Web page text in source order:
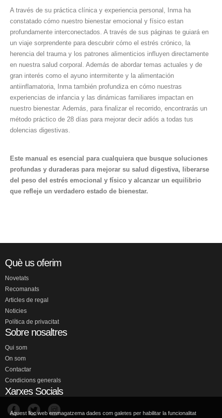
A través de su práctica clínica y experiencia personal, Inma ha
constatado cómo nuestro bienestar emocional y físico estan
profundamente interconectados. A través de sus páginas te guiará en
un viaje sorprendente para descubrir cómo el estrés crónico, la
herencia del trauma y los patrones alimenticios influyen directamente
en nuestra salud corporal. Además de abordar temas actuales y de
gran interés como el ayuno intermitente y la alimentación
antiinflamatoria, Inma también profundiza en cómo nuestras
experiencias de infancia y las dinámicas familiares impactan en
nuestro bienestar. Además, para finalizar el recorrido, encontrarás un
método práctico de 28 días para mejorar decir adiós a todas tus
dolencias digestivas.
Este manual es esencial para cualquiera que busque soluciones
profundas y duraderas para mejorar su salud digestiva, liberarse
del peso del estrés emocional y físico y alcanzar un equilibrio
que refleje un verdadero estado de bienestar.
Què us oferim
Novetats
Recomanats
Articles de regal
Noticies
Política de privacitat
Sobre nosaltres
Qui som
On som
Contactar
Condicions generals
Xarxes Socials
Aquest lloc web emmagatzema dades com galetes per habilitar la funcionalitat